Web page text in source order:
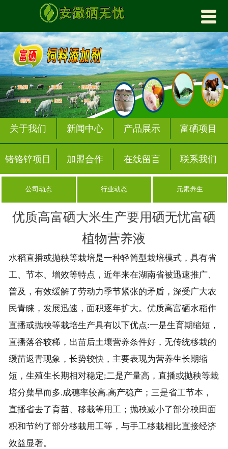
关于我们
产品展示
富硒项目
锗铬锌项目
加盟合作
新闻中心
联系我们

关于我们 新闻中心 产品展示 富硒项目
锗铬锌项目 加盟合作 在线留言 联系我们
公司动态 行业动态 元素养生
优质高富硒大米生产要用硒无忧富硒
植物营养液
水稻直播或抛秧等栽培是一种轻简型栽培模式，具有省
工、节本、增效等特点，近年来在湖南省被迅速推广、
普及，有效缓解了劳动力季节紧张的矛盾，深受广大农
民青睐，发展迅速，面积逐年扩大。优质高富硒水稻作
直播或抛秧等栽培生产具有以下优点:一是生育期缩短，
直播落谷较稀，出苗后土壤营养条件好，无传统移栽的
缓苗返青现象，长势较快，主要表现为营养生长期缩
短，生殖生长期相对稳定;二是产量高，直播或抛秧等栽
培分蘖早而多.成穗率较高.高产稳产；三是省工节本，
直播省去了育苗、移栽等用工；抛秧减小了部分秧田面
积和节约了部分移栽用工等，与手工移栽相比直接经济
效益显著。